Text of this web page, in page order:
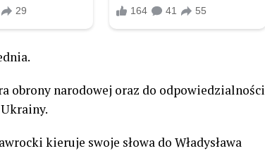
narodowej oraz do odpowiedzialności
kieruje swoje słowa do Władysława